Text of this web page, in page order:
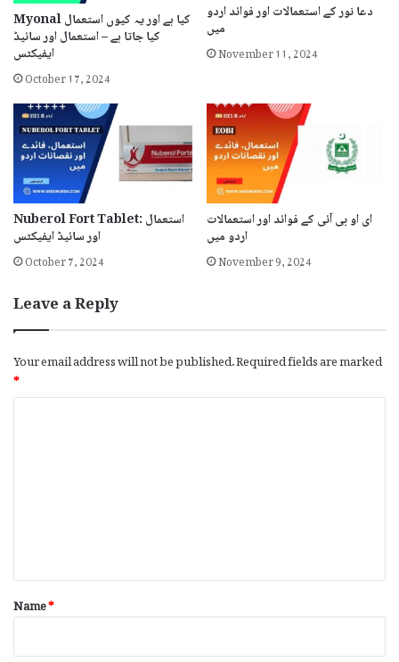
Myonal کیا ہے اور یہ کیوں استعمال
کیا جاتا ہے – استعمال اور سائیڈ
ایفیکٹس
October 17, 2024
دعا نور کے استعمالات اور فوائد اردو
میں
November 11, 2024
Nuberol Fort Tablet: استعمال
اور سائیڈ ایفیکٹس
October 7, 2024
ای او بی آئی کے فوائد اور استعمالات
اردو میں
November 9, 2024
Leave a Reply
Your email address will not be published.Required fields are marked
*
*
Name*